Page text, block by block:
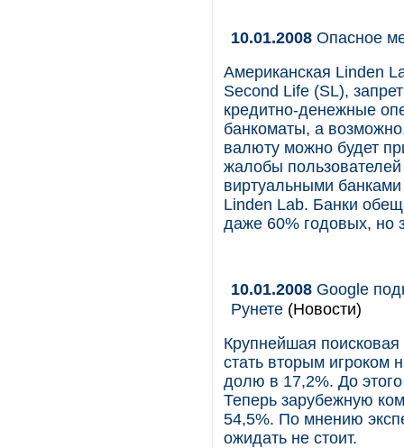
10.01.2008 Опасное
Американская Linden
Second Life (SL),
кредитно-денежные
банкоматы, а
валюту можно будет
жалобы
виртуальными
Linden Lab. Банки
даже 60% годовых, но
10.01.2008 Google
Рунете (Новости)
Крупнейшая
стать вторым игроком
долю в 17,2%. До
Теперь зарубежную
54,5%. По мнению
ожидать не стоит.